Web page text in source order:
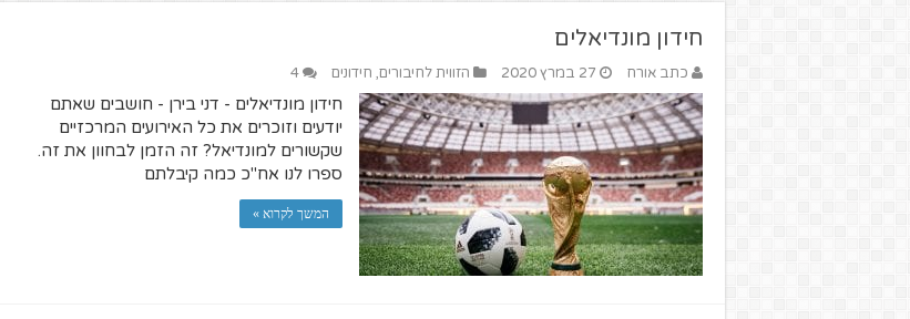
חידון מונדיאלים
כתב אורח 27 במרץ 2020 הזווית לחיבורים, חידונים 4
חידון מונדיאלים - דני בירן - חושבים שאתם
יודעים וזוכרים את כל האירועים המרכזיים
שקשורים למונדיאל? זה הזמן לבחוון את זה.
ספרו לנו אח"כ כמה קיבלתם
המשך לקרוא »